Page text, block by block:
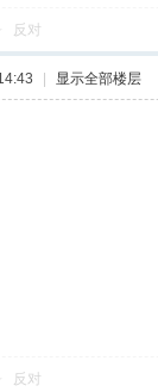
反对
显示全部楼层
反对